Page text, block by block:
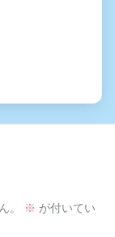
。 ※ が付いてい